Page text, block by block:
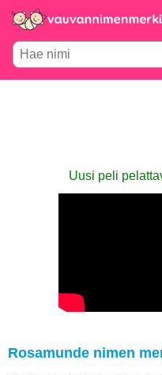
Uusi peli
Rosamunde nimen